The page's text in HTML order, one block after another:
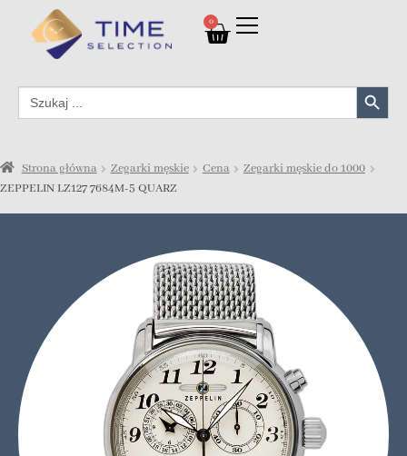
0
Search
for:
Search Button
Strona główna Zegarki męskie Cena
Zegarki męskie do 1000
ZEPPELIN LZ127 7684M-5 QUARZ